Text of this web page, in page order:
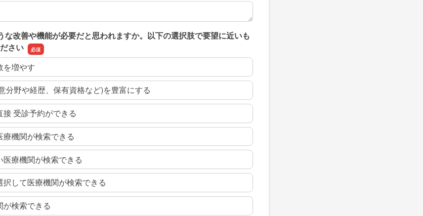
た具体的な理由があればご記入ください
な改善や機能が必要だと思われますか。以下の選択肢で要望に近いも
さい
を増やす
分野や経歴、保有資格など)を豊富にする
受診予約ができる
機関が検索できる
療機関が検索できる
択して医療機関が検索できる
検索できる